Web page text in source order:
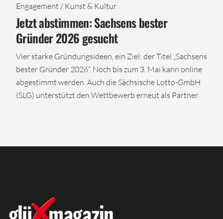
Engagement / Kunst & Kultur
Jetzt abstimmen: Sachsens bester
Gründer 2026 gesucht
Vier starke Gründungsideen, ein Ziel: der Titel „Sachsens
bester Gründer 2026“. Noch bis zum 3. Mai kann online
abgestimmt werden. Auch die Sächsische Lotto-GmbH
(SLG) unterstützt den Wettbewerb erneut als Partner.